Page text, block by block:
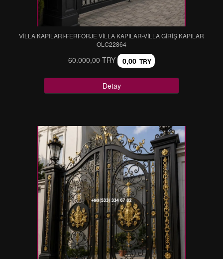
VİLLA KAPILARI-FERFORJE VİLLA KAPILAR-VİLLA GİRİŞ KAPILAR
OLC22864
60.000,00 TRY 0,00 TRY
Detay